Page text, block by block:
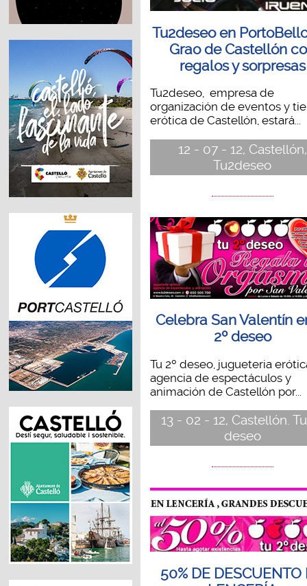
Tu2deseo en
Grao de Castellón
regalos y sorpresas
Tu2deseo, empresa de
organización de eventos y
erótica de Castellón, estará...
12 - 07 - 12, Castellón,
Tu2deseo
Celebra San Valentín
2º deseo
Tu 2º deseo, jugueteria
agencia de espectáculos y
animación de Castellón por...
13 - 02 - 12, Castellón.
deseo
50% DE DESCUENTO